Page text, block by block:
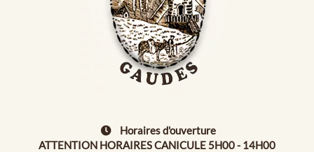
Horaires d'ouverture
ATTENTION HORAIRES CANICULE 5H00 - 14H00